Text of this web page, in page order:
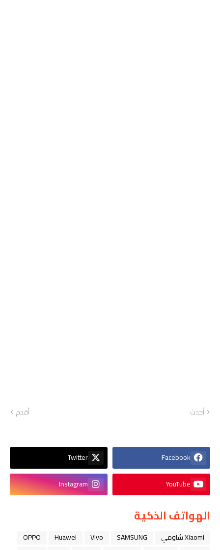
أحدث أقدم
Facebook
Twitter
YouTube
Instagram
الهواتف الذكية
Xiaomi شاومي SAMSUNG
Vivo
Huawei
OPPO